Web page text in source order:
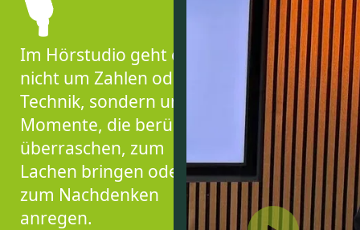
Im Hörstudio geht es
nicht um Zahlen oder
Technik, sondern um
Momente, die berühren,
überraschen, zum
Lachen bringen oder
zum Nachdenken
anregen.